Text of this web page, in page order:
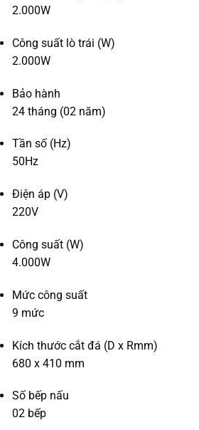
2.000W
Công suất lò trái (W)
2.000W
Bảo hành
24 tháng (02 năm)
Tần số (Hz)
50Hz
Điện áp (V)
220V
Công suất (W)
4.000W
Mức công suất
9 mức
Kích thước cắt đá (D x Rmm)
680 x 410 mm
Số bếp nấu
02 bếp